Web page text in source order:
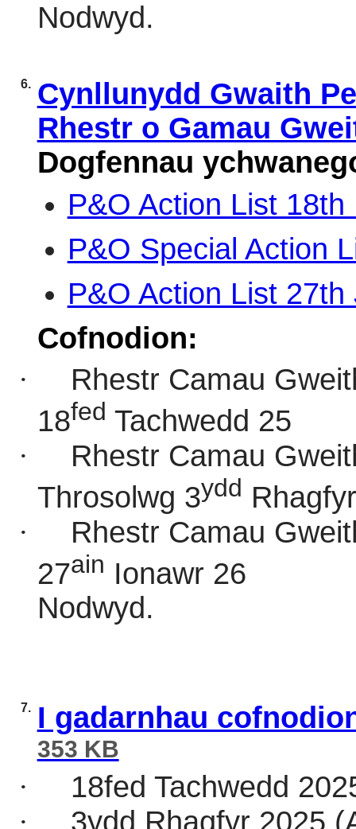
Nodwyd.
6. Cynllunydd Gwaith
Rhestr o Gamau
Dogfennau
P&O Action List
P&O Special Action
P&O Action List
Cofnodion:
·
Rhestr Camau
18fed Tachwedd 25
·
Rhestr Camau
Throsolwg 3ydd
·
Rhestr Camau
27ain Ionawr 26
Nodwyd.
7. I gadarnhau
353 KB
·
18fed Tachwedd
·
3ydd Rhagfyr 2025